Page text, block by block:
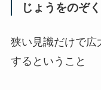
じょうをのぞく
狭い見識だけで広
するということ